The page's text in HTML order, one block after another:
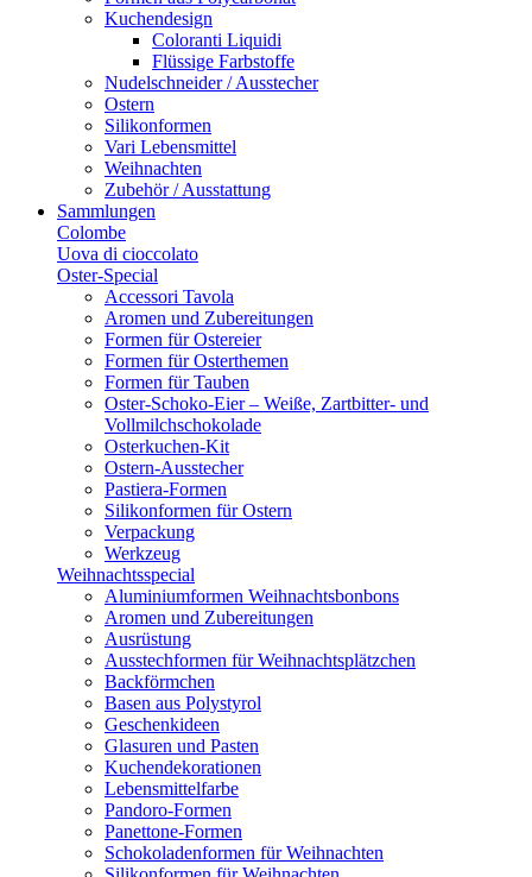
Kuchendesign
Coloranti Liquidi
Flüssige Farbstoffe
Nudelschneider / Ausstecher
Ostern
Silikonformen
Vari Lebensmittel
Weihnachten
Zubehör / Ausstattung
Sammlungen
Colombe
Uova di cioccolato
Oster-Special
Accessori Tavola
Aromen und Zubereitungen
Formen für Ostereier
Formen für Osterthemen
Formen für Tauben
Oster-Schoko-Eier – Weiße, Zartbitter- und
Vollmilchschokolade
Osterkuchen-Kit
Ostern-Ausstecher
Pastiera-Formen
Silikonformen für Ostern
Verpackung
Werkzeug
Weihnachtsspecial
Aluminiumformen Weihnachtsbonbons
Aromen und Zubereitungen
Ausrüstung
Ausstechformen für Weihnachtsplätzchen
Backförmchen
Basen aus Polystyrol
Geschenkideen
Glasuren und Pasten
Kuchendekorationen
Lebensmittelfarbe
Pandoro-Formen
Panettone-Formen
Schokoladenformen für Weihnachten